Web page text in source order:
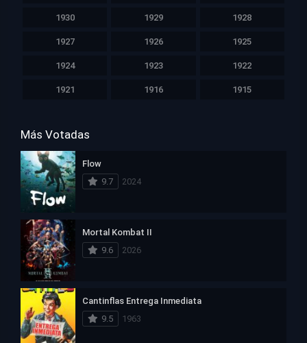
1930 1929 1928
1927 1926 1925
1924 1923 1922
1921 1916 1915
Más Votadas
Flow
9.7
2024
Mortal Kombat II
9.6
2026
Cantinflas Entrega Inmediata
9.5
1963